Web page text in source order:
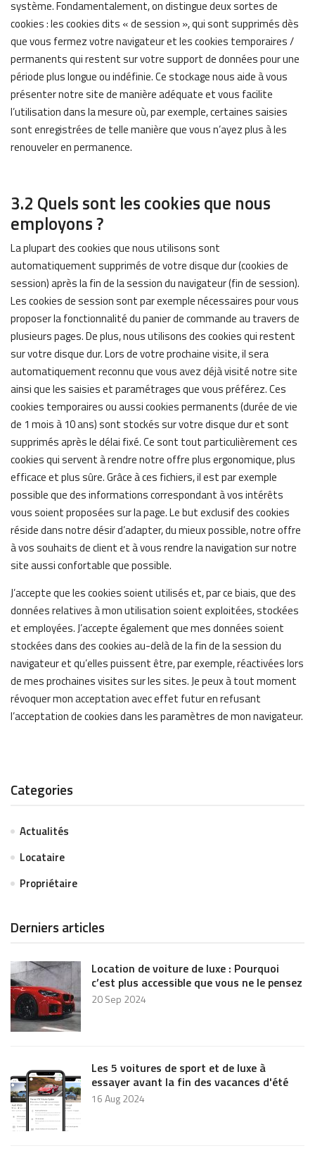
système. Fondamentalement, on distingue deux sortes de
cookies : les cookies dits « de session », qui sont supprimés dès
que vous fermez votre navigateur et les cookies temporaires /
permanents qui restent sur votre support de données pour une
période plus longue ou indéfinie. Ce stockage nous aide à vous
présenter notre site de manière adéquate et vous facilite
l’utilisation dans la mesure où, par exemple, certaines saisies
sont enregistrées de telle manière que vous n’ayez plus à les
renouveler en permanence.
3.2 Quels sont les cookies que nous
employons ?
La plupart des cookies que nous utilisons sont
automatiquement supprimés de votre disque dur (cookies de
session) après la fin de la session du navigateur (fin de session).
Les cookies de session sont par exemple nécessaires pour vous
proposer la fonctionnalité du panier de commande au travers de
plusieurs pages. De plus, nous utilisons des cookies qui restent
sur votre disque dur. Lors de votre prochaine visite, il sera
automatiquement reconnu que vous avez déjà visité notre site
ainsi que les saisies et paramétrages que vous préférez. Ces
cookies temporaires ou aussi cookies permanents (durée de vie
de 1 mois à 10 ans) sont stockés sur votre disque dur et sont
supprimés après le délai fixé. Ce sont tout particulièrement ces
cookies qui servent à rendre notre offre plus ergonomique, plus
efficace et plus sûre. Grâce à ces fichiers, il est par exemple
possible que des informations correspondant à vos intérêts
vous soient proposées sur la page. Le but exclusif des cookies
réside dans notre désir d’adapter, du mieux possible, notre offre
à vos souhaits de client et à vous rendre la navigation sur notre
site aussi confortable que possible.
J’accepte que les cookies soient utilisés et, par ce biais, que des
données relatives à mon utilisation soient exploitées, stockées
et employées. J’accepte également que mes données soient
stockées dans des cookies au-delà de la fin de la session du
navigateur et qu’elles puissent être, par exemple, réactivées lors
de mes prochaines visites sur les sites. Je peux à tout moment
révoquer mon acceptation avec effet futur en refusant
l’acceptation de cookies dans les paramètres de mon navigateur.
Categories
Actualités
Locataire
Propriétaire
Derniers articles
Location de voiture de luxe : Pourquoi
c’est plus accessible que vous ne le pensez
20 Sep 2024
Les 5 voitures de sport et de luxe à
essayer avant la fin des vacances d'été
16 Aug 2024